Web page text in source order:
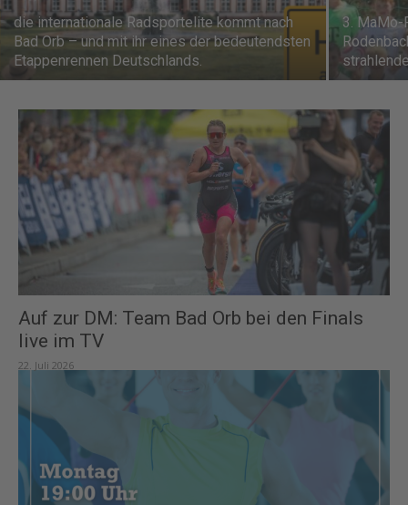
die internationale Radsportelite kommt nach
Bad Orb – und mit ihr eines der bedeutendsten
Etappenrennen Deutschlands.
3. MaMo-
Auf zur DM: Team Bad Orb bei den Finals
live im TV
22. Juli 2026